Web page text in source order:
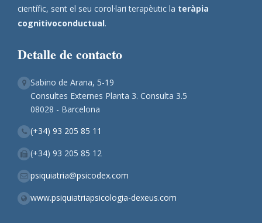
científic, sent el seu corol·lari terapèutic la teràpia
cognitivoconductual.
Detalle de contacto
Sabino de Arana, 5-19
Consultes Externes Planta 3. Consulta 3.5
08028 - Barcelona
(+34) 93 205 85 11
(+34) 93 205 85 12
psiquiatria@psicodex.com
www.psiquiatriapsicologia-dexeus.com